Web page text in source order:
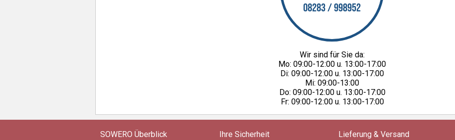
08283 / 998952
Wir sind für Sie da:
Mo: 09:00-12:00 u. 13:00-17:00
Di: 09:00-12:00 u. 13:00-17:00
Mi: 09:00-13:00
Do: 09:00-12:00 u. 13:00-17:00
Fr: 09:00-12:00 u. 13:00-17:00
SOWERO Überblick Ihre Sicherheit Lieferung & Versand